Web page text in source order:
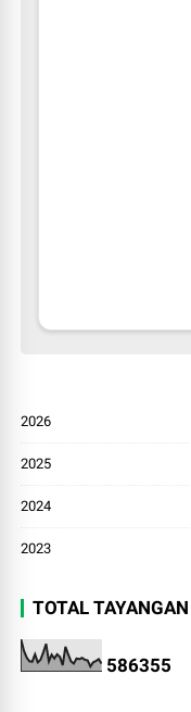
2026
2025
2024
2023
TOTAL
586355